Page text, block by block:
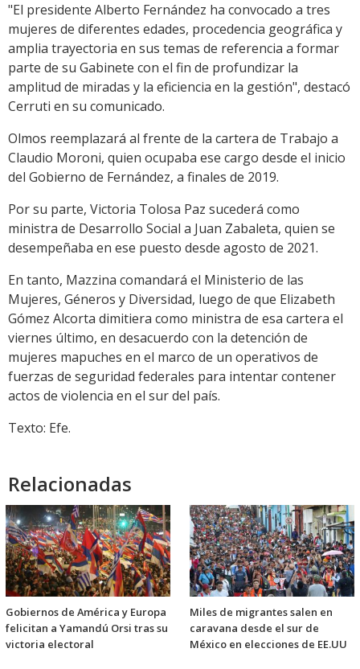
"El presidente Alberto Fernández ha convocado a tres
mujeres de diferentes edades, procedencia geográfica y
amplia trayectoria en sus temas de referencia a formar
parte de su Gabinete con el fin de profundizar la
amplitud de miradas y la eficiencia en la gestión", destacó
Cerruti en su comunicado.
Olmos reemplazará al frente de la cartera de Trabajo a
Claudio Moroni, quien ocupaba ese cargo desde el inicio
del Gobierno de Fernández, a finales de 2019.
Por su parte, Victoria Tolosa Paz sucederá como
ministra de Desarrollo Social a Juan Zabaleta, quien se
desempeñaba en ese puesto desde agosto de 2021.
En tanto, Mazzina comandará el Ministerio de las
Mujeres, Géneros y Diversidad, luego de que Elizabeth
Gómez Alcorta dimitiera como ministra de esa cartera el
viernes último, en desacuerdo con la detención de
mujeres mapuches en el marco de un operativos de
fuerzas de seguridad federales para intentar contener
actos de violencia en el sur del país.
Texto: Efe.
Relacionadas
Gobiernos de América y Europa
felicitan a Yamandú Orsi tras su
victoria electoral
Miles de migrantes salen en
caravana desde el sur de
México en elecciones de EE.UU